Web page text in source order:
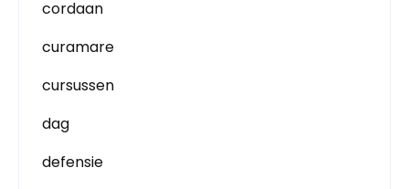
cordaan
curamare
cursussen
dag
defensie